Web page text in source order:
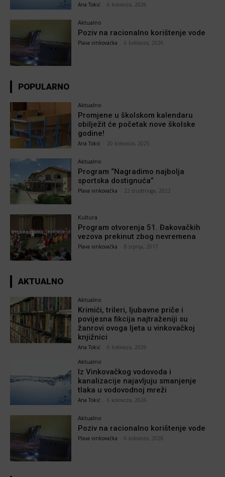
Ana Tokić 6 kolovoza, 2026
Aktualno
Poziv na racionalno korištenje vode
Plava vinkovačka 6 kolovoza, 2026
POPULARNO
Aktualno
Promjene u školskom kalendaru
obilježit će početak nove školske
godine!
Ana Tokić 20 kolovoza, 2025
Aktualno
Program “Nagradimo najbolja
sportska dostignuća”
Plava vinkovačka 22 studenoga, 2022
Kultura
Program otvorenja 51. Đakovačkih
vezova prekinut zbog nevremena
Plava vinkovačka 8 srpnja, 2017
AKTUALNO
Aktualno
Krimići, trileri, ljubavne priče i
povijesna fikcija najtraženiji su
žanrovi ovoga ljeta u vinkovačkoj
knjižnici
Ana Tokić 6 kolovoza, 2026
Aktualno
Iz Vinkovačkog vodovoda i
kanalizacije najavljuju smanjenje
tlaka u vodovodnoj mreži
Ana Tokić 6 kolovoza, 2026
Aktualno
Poziv na racionalno korištenje vode
Plava vinkovačka 6 kolovoza, 2026